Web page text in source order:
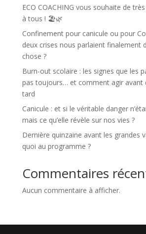
ECO COACHING vous souhaite de
à tous ! 🏖️🌿
Confinement pour canicule ou pour
deux crises nous parlaient finalement
chose ?
Burn-out scolaire : les signes que les
pas toujours… et comment agir avant
tard
Canicule : et si le véritable danger
mais ce qu’elle révèle sur nos vies ?
Dernière quinzaine avant les grandes
quoi au programme ?
Commentaires
Aucun commentaire à afficher.